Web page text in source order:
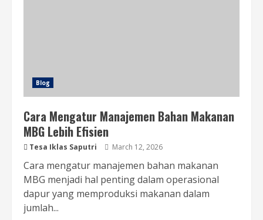
Blog
Cara Mengatur Manajemen Bahan Makanan
MBG Lebih Efisien
Tesa Iklas Saputri March 12, 2026
Cara mengatur manajemen bahan makanan
MBG menjadi hal penting dalam operasional
dapur yang memproduksi makanan dalam
jumlah...